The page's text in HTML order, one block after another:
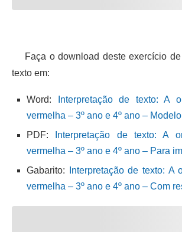
Faça o download deste exercício de
texto em:
Word:
Interpretação de texto: A
vermelha – 3º ano e 4º ano –
PDF:
Interpretação de texto: A
vermelha – 3º ano e 4º ano – Para
Gabarito:
Interpretação de texto: A
vermelha – 3º ano e 4º ano – Com